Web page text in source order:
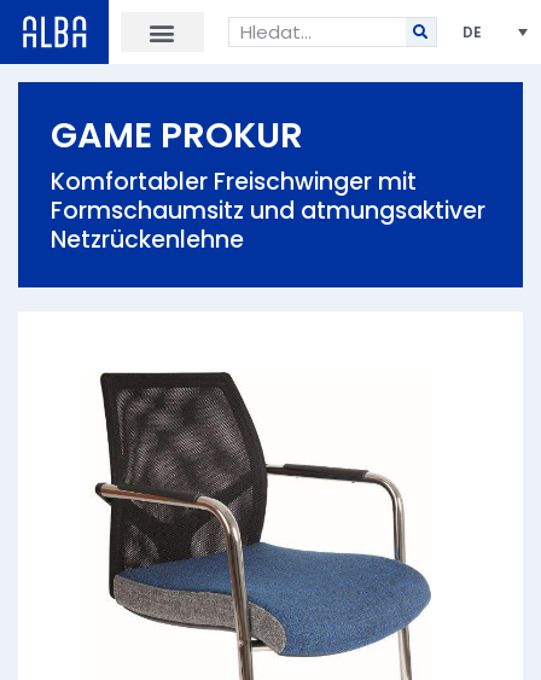
DE
GAME PROKUR
Komfortabler Freischwinger mit
Formschaumsitz und atmungsaktiver
Netzrückenlehne